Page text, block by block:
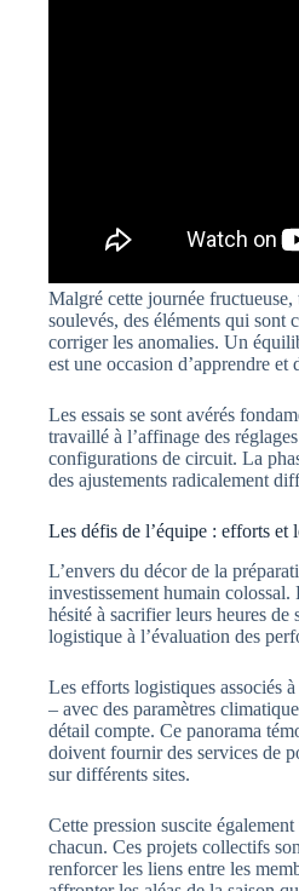
Malgré cette journée fructueuse,
soulevés, des éléments qui sont
corriger les anomalies. Un
est une occasion d’apprendre et
Les essais se sont avérés
travaillé à l’affinage des
configurations de circuit. La
des ajustements radicalement
Les défis de l’équipe : efforts et
L’envers du décor de la
investissement humain colossal.
hésité à sacrifier leurs heures
logistique à l’évaluation des
Les efforts logistiques associés
– avec des paramètres
détail compte. Ce panorama
doivent fournir des services de
sur différents sites.
Cette pression suscite
chacun. Ces projets collectifs
renforcer les liens entre les